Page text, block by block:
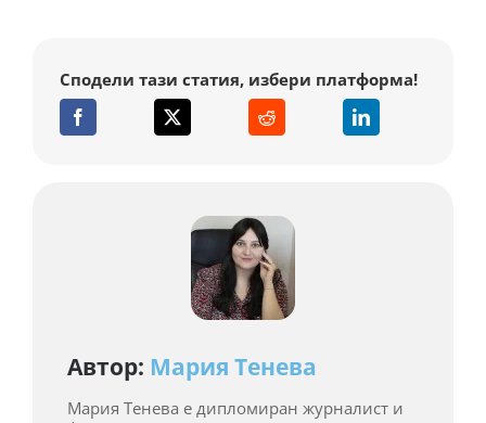
Сподели тази статия, избери платформа!
Автор: Мария Тенева
Мария Тенева е дипломиран журналист и